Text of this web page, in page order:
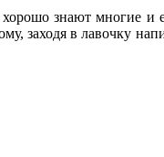
знают многие и
заходя в лавочку